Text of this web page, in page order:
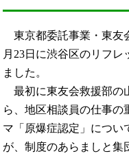
東京都委託事業・東友
月23日に渋谷区のリフ
ました。
最初に東友会救援部の
ら、地区相談員の仕事の
マ「原爆症認定」につい
が、制度のあらましと集